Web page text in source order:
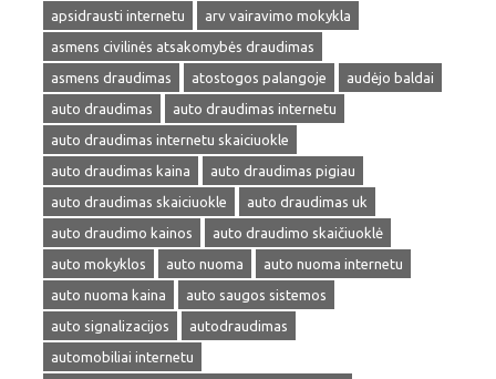
apsidrausti internetu
arv vairavimo mokykla
asmens civilinės atsakomybės draudimas
asmens draudimas
atostogos palangoje
audėjo baldai
auto draudimas
auto draudimas internetu
auto draudimas internetu skaiciuokle
auto draudimas kaina
auto draudimas pigiau
auto draudimas skaiciuokle
auto draudimas uk
auto draudimo kainos
auto draudimo skaičiuoklė
auto mokyklos
auto nuoma
auto nuoma internetu
auto nuoma kaina
auto saugos sistemos
auto signalizacijos
autodraudimas
automobiliai internetu